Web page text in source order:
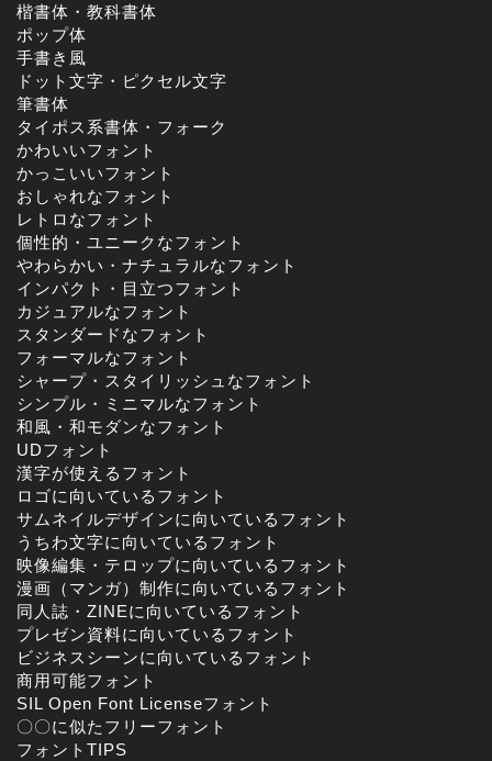
楷書体・教科書体
ポップ体
手書き風
ドット文字・ピクセル文字
筆書体
タイポス系書体・フォーク
かわいいフォント
かっこいいフォント
おしゃれなフォント
レトロなフォント
個性的・ユニークなフォント
やわらかい・ナチュラルなフォント
インパクト・目立つフォント
カジュアルなフォント
スタンダードなフォント
フォーマルなフォント
シャープ・スタイリッシュなフォント
シンプル・ミニマルなフォント
和風・和モダンなフォント
UDフォント
漢字が使えるフォント
ロゴに向いているフォント
サムネイルデザインに向いているフォント
うちわ文字に向いているフォント
映像編集・テロップに向いているフォント
漫画（マンガ）制作に向いているフォント
同人誌・ZINEに向いているフォント
プレゼン資料に向いているフォント
ビジネスシーンに向いているフォント
商用可能フォント
SIL Open Font Licenseフォント
〇〇に似たフリーフォント
フォントTIPS